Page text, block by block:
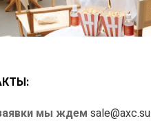
мы ждем sale@axc.su